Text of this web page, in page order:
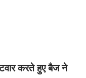
करते हुए बैज ने